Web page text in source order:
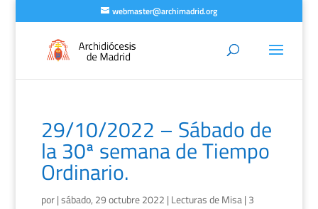
webmaster@archimadrid.org
29/10/2022 – Sábado de
la 30ª semana de Tiempo
Ordinario.
por|sábado, 29 octubre 2022 | Lecturas de Misa| 3